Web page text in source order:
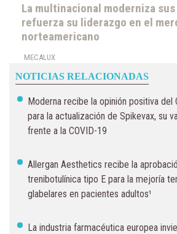
La multinacional moderniza
refuerza su liderazgo en el
norteamericano
MECALUX
NOTICIAS RELACIONADAS
Moderna recibe la opinión positiva del
para la actualización de Spikevax, su
frente a la COVID-19
Allergan Aesthetics recibe la
trenibotulínica tipo E para la mejoría
glabelares en pacientes adultos¹
La industria farmacéutica europea